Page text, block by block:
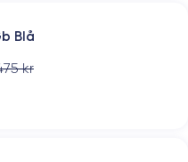
Blå
kr